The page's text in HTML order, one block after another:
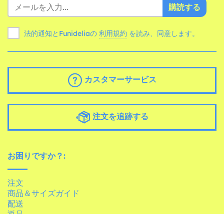
購読する
法的通知とFunideliaの 利用規約 を読み、同意します。
カスタマーサービス
注文を追跡する
お困りですか？:
注文
商品＆サイズガイド
配送